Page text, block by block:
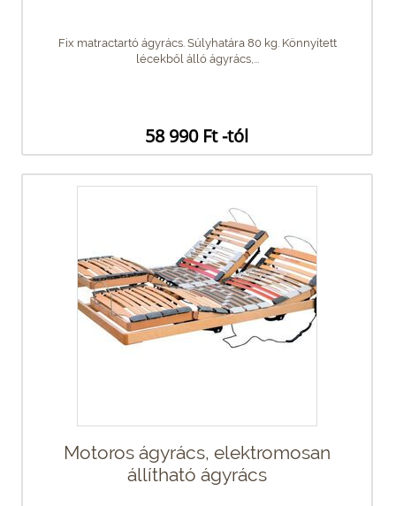
Fix matractartó ágyrács. Súlyhatára 80 kg. Könnyített
lécekből álló ágyrács,...
58 990 Ft -tól
Motoros ágyrács, elektromosan
állítható ágyrács